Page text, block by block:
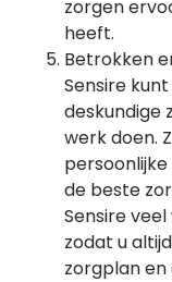
zorgen
heeft.
Betrokken
Sensire
deskundige
werk doen.
de beste
Sensire
zodat u
zorgplan en